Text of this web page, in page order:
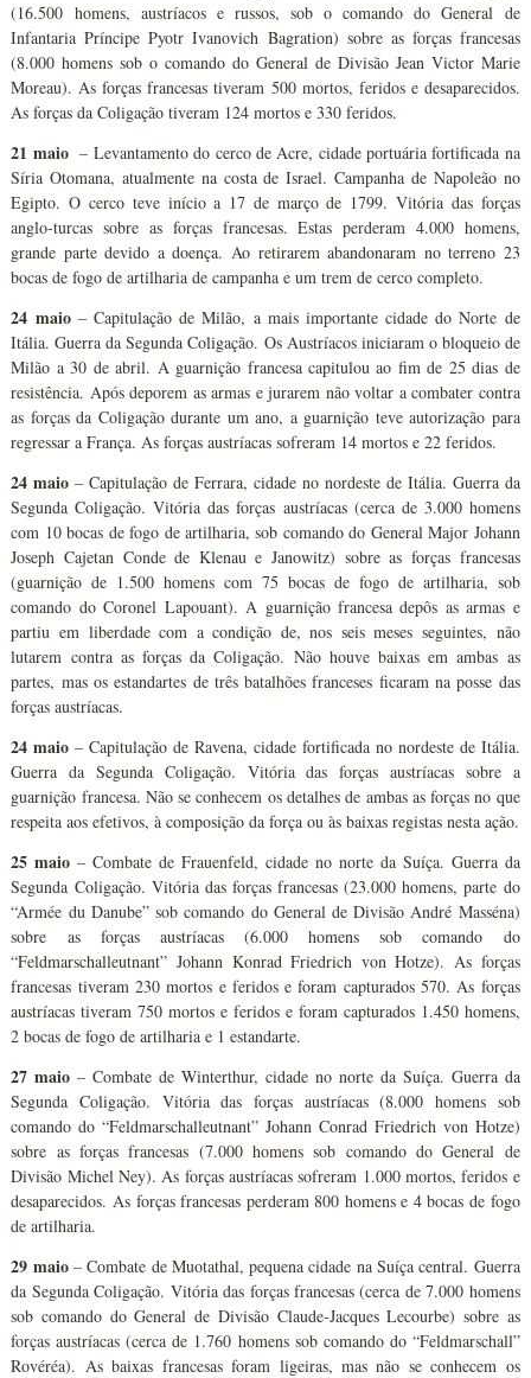
(16.500 homens, austríacos e russos, sob o comando do General de
Infantaria Príncipe Pyotr Ivanovich Bagration) sobre as forças francesas
(8.000 homens sob o comando do General de Divisão Jean Victor Marie
Moreau). As forças francesas tiveram 500 mortos, feridos e desaparecidos.
As forças da Coligação tiveram 124 mortos e 330 feridos.
21 maio – Levantamento do cerco de Acre, cidade portuária fortificada na
Síria Otomana, atualmente na costa de Israel. Campanha de Napoleão no
Egipto. O cerco teve início a 17 de março de 1799. Vitória das forças
anglo-turcas sobre as forças francesas. Estas perderam 4.000 homens,
grande parte devido a doença. Ao retirarem abandonaram no terreno 23
bocas de fogo de artilharia de campanha e um trem de cerco completo.
24 maio– Capitulação de Milão, a mais importante cidade do Norte de
Itália. Guerra da Segunda Coligação. Os Austríacos iniciaram o bloqueio de
Milão a 30 de abril. A guarnição francesa capitulou ao fim de 25 dias de
resistência. Após deporem as armas e jurarem não voltar a combater contra
as forças da Coligação durante um ano, a guarnição teve autorização para
regressar a França. As forças austríacas sofreram 14 mortos e 22 feridos.
24 maio – Capitulação de Ferrara, cidade no nordeste de Itália. Guerra da
Segunda Coligação. Vitória das forças austríacas (cerca de 3.000 homens
com 10 bocas de fogo de artilharia, sob comando do General Major Johann
Joseph Cajetan Conde de Klenau e Janowitz) sobre as forças francesas
(guarnição de 1.500 homens com 75 bocas de fogo de artilharia, sob
comando do Coronel Lapouant). A guarnição francesa depôs as armas e
partiu em liberdade com a condição de, nos seis meses seguintes, não
lutarem contra as forças da Coligação. Não houve baixas em ambas as
partes, mas os estandartes de três batalhões franceses ficaram na posse das
forças austríacas.
24 maio – Capitulação de Ravena, cidade fortificada no nordeste de Itália.
Guerra da Segunda Coligação. Vitória das forças austríacas sobre a
guarnição francesa. Não se conhecem os detalhes de ambas as forças no que
respeita aos efetivos, à composição da força ou às baixas registas nesta ação.
25 maio – Combate de Frauenfeld, cidade no norte da Suíça. Guerra da
Segunda Coligação. Vitória das forças francesas (23.000 homens, parte do
“Armée du Danube” sob comando do General de Divisão André Masséna)
sobre as forças austríacas (6.000 homens sob comando do
“Feldmarschalleutnant” Johann Konrad Friedrich von Hotze). As forças
francesas tiveram 230 mortos e feridos e foram capturados 570. As forças
austríacas tiveram 750 mortos e feridos e foram capturados 1.450 homens,
2 bocas de fogo de artilharia e 1 estandarte.
27 maio – Combate de Winterthur, cidade no norte da Suíça. Guerra da
Segunda Coligação. Vitória das forças austríacas (8.000 homens sob
comando do “Feldmarschalleutnant” Johann Conrad Friedrich von Hotze)
sobre as forças francesas (7.000 homens sob comando do General de
Divisão Michel Ney). As forças austríacas sofreram 1.000 mortos, feridos e
desaparecidos. As forças francesas perderam 800 homens e 4 bocas de fogo
de artilharia.
29 maio– Combate de Muotathal, pequena cidade na Suíça central. Guerra
da Segunda Coligação. Vitória das forças francesas (cerca de 7.000 homens
sob comando do General de Divisão Claude-Jacques Lecourbe) sobre as
forças austríacas (cerca de 1.760 homens sob comando do “Feldmarschall”
Rovéréa). As baixas francesas foram ligeiras, mas não se conhecem os